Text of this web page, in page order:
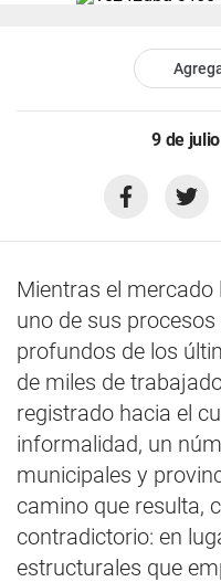
9 de
Mientras el
uno de sus
profundos de los
de miles de
registrado hacia el
informalidad, un
municipales y
camino que resulta,
contradictorio: en
estructurales que